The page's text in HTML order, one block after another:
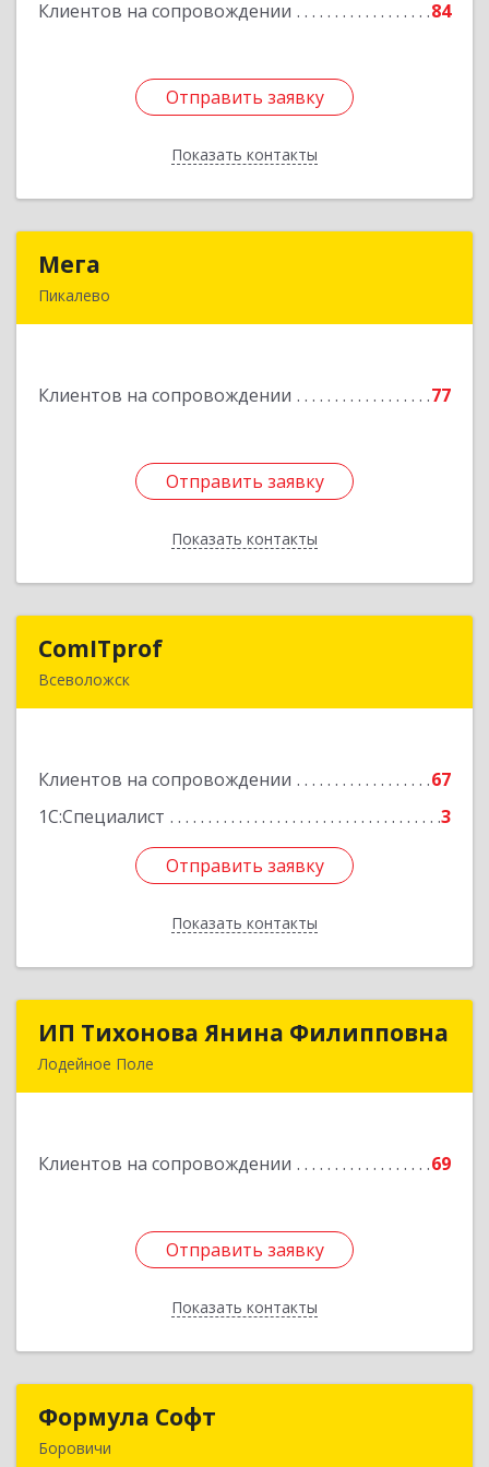
Клиентов на сопровождении 84
Отправить заявку
Показать контакты
Подробнее
Отправить заявку
Назад
Мега
Пикалево
Клиентов на сопровождении 77
Отправить заявку
Показать контакты
Подробнее
Отправить заявку
Назад
ComITprof
Всеволожск
Клиентов на сопровождении
67
1С:Специалист
3
Отправить заявку
Показать контакты
Подробнее
Отправить заявку
Назад
ИП Тихонова Янина Филипповна
Лодейное Поле
Клиентов на сопровождении 69
Отправить заявку
Показать контакты
ИП Тихонова Янина Филипповна
Отправить заявку
Назад
Формула Софт
Боровичи